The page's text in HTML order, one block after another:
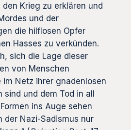
Krieg zu erklären und
und der
die hilflosen Opfer
Hasses zu verkünden.
sich die Lage dieser
von Menschen
Netz ihrer gnadenlosen
sind und dem Tod in all
ins Auge sehen
der Nazi-Sadismus nur